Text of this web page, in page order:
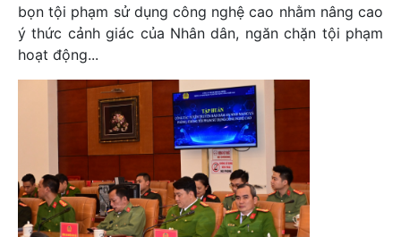
bọn tội phạm sử dụng công nghệ cao nhằm nâng cao
ý thức cảnh giác của Nhân dân, ngăn chặn tội phạm
hoạt động...